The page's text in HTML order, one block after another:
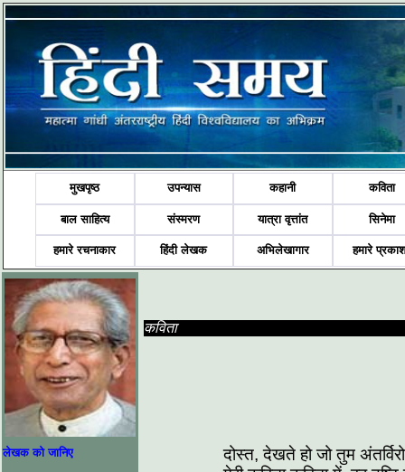
मुखपृष्ठ उपन्यास कहानी कविता
बाल साहित्य संस्मरण यात्रा वृत्तांत सिनेमा
हमारे रचनाकार हिंदी लेखक अभिलेखागार हमारे
लेखक को जानिए
कविता
दोस्त, देखते हो जो तुम